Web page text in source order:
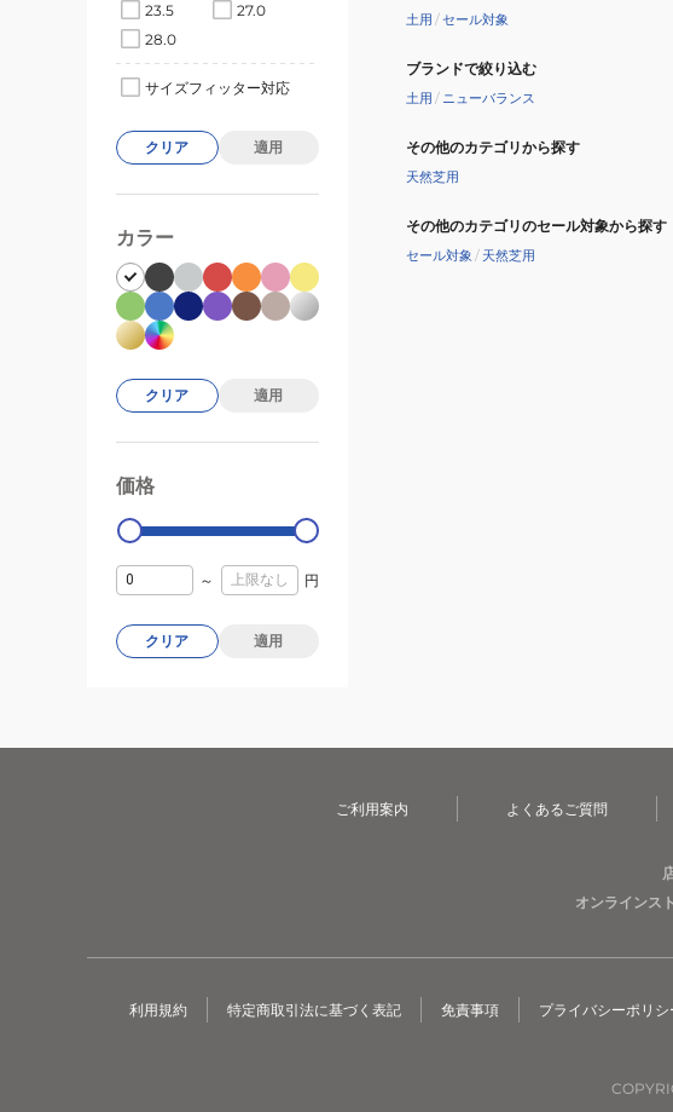
土用 /セール対象
ブランドで絞り込む
土用 / ニューバランス
その他のカテゴリから探す
天然芝用
その他のカテゴリのセール対象から探す
セール対象 / 天然芝用
23.5
27.0
28.0
サイズフィッター対応
クリア 適用
カラー
クリア 適用
価格
0
～ 円
クリア 適用
ご利用案内 よくあるご質問
オンラインス
利用規約 特定商取引法に基づく表記 免責事項 プライバシーポリシ